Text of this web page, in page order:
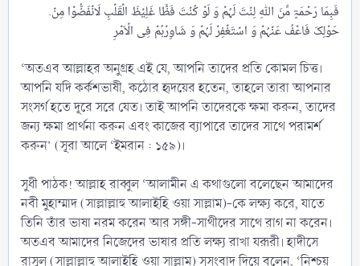
.فَبِمَا رَحۡمَۃٍ مِّنَ اللّٰہِ لِنۡتَ لَہُمۡ وَ لَوۡ کُنۡتَ فَظًّا غَلِیۡظَ الۡقَلۡبِ لَانۡفَضُّوۡا مِنۡ
‘অতএব আল্লাহর অনুগ্রহ এই যে, আপনি তাদের প্রতি কোমল চিত্ত।
আপনি যদি কর্কশভাষী, কঠোর হৃদয়ের হতেন, তাহলে তারা আপনার
সংসর্গ হতে দূরে সরে যেত। তাই আপনি তাদেরকে ক্ষমা করুন, তাদের
জন্য ক্ষমা প্রার্থনা করুন এবং কাজের ব্যাপারে তাদের সাথে পরামর্শ
করুন’ (সূরা আলে ‘ইমরান : ১৫৯)।
সুধী পাঠক! আল্লাহ রাব্বুল ‘আলামীন এ কথাগুলো বলেছেন আমাদের
নবী মুহাম্মাদ (সাল্লাল্লাহু আলাইহি ওয়া সাল্লাম)-কে লক্ষ্য করে, যাতে
তিনি তাঁর ভাষা নরম করেন আর সঙ্গী-সাথীদের সাথে রাগ না করেন।
অতএব আমাদের নিজেদের ভাষার প্রতি লক্ষ্য রাখা যরূরী। হাদীসে
রাসূল (সাল্লাল্লাহু আলাইহি ওয়া সাল্লাম) সুসংবাদ দিয়ে বলেন, ‘নিশ্চয়